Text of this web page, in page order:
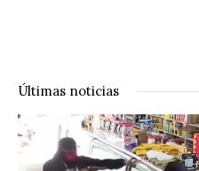
Últimas noticias